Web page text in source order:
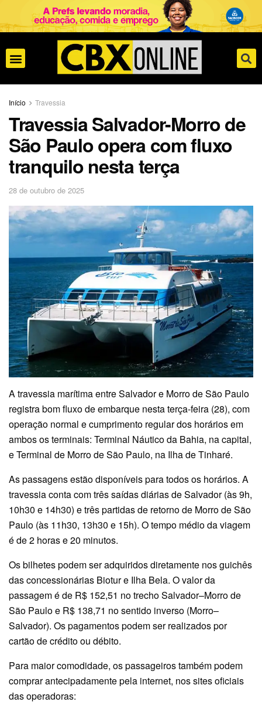
Início Travessia
Travessia Salvador-Morro de
São Paulo opera com fluxo
tranquilo nesta terça
28 de outubro de 2025
A travessia marítima entre Salvador e Morro de São Paulo
registra bom fluxo de embarque nesta terça-feira (28), com
operação normal e cumprimento regular dos horários em
ambos os terminais: Terminal Náutico da Bahia, na capital,
e Terminal de Morro de São Paulo, na Ilha de Tinharé.
As passagens estão disponíveis para todos os horários. A
travessia conta com três saídas diárias de Salvador (às 9h,
10h30 e 14h30) e três partidas de retorno de Morro de São
Paulo (às 11h30, 13h30 e 15h). O tempo médio da viagem
é de 2 horas e 20 minutos.
Os bilhetes podem ser adquiridos diretamente nos guichês
das concessionárias Biotur e Ilha Bela. O valor da
passagem é de R$ 152,51 no trecho Salvador–Morro de
São Paulo e R$ 138,71 no sentido inverso (Morro–
Salvador). Os pagamentos podem ser realizados por
cartão de crédito ou débito.
Para maior comodidade, os passageiros também podem
comprar antecipadamente pela internet, nos sites oficiais
das operadoras: